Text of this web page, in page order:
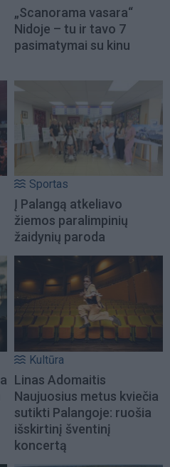
„Scanorama vasara“
Nidoje – tu ir tavo 7
pasimatymai su kinu
Sportas
Į Palangą atkeliavo
žiemos paralimpinių
žaidynių paroda
Kultūra
Linas Adomaitis
Naujuosius metus kviečia
sutikti Palangoje: ruošia
išskirtinį šventinį
koncertą